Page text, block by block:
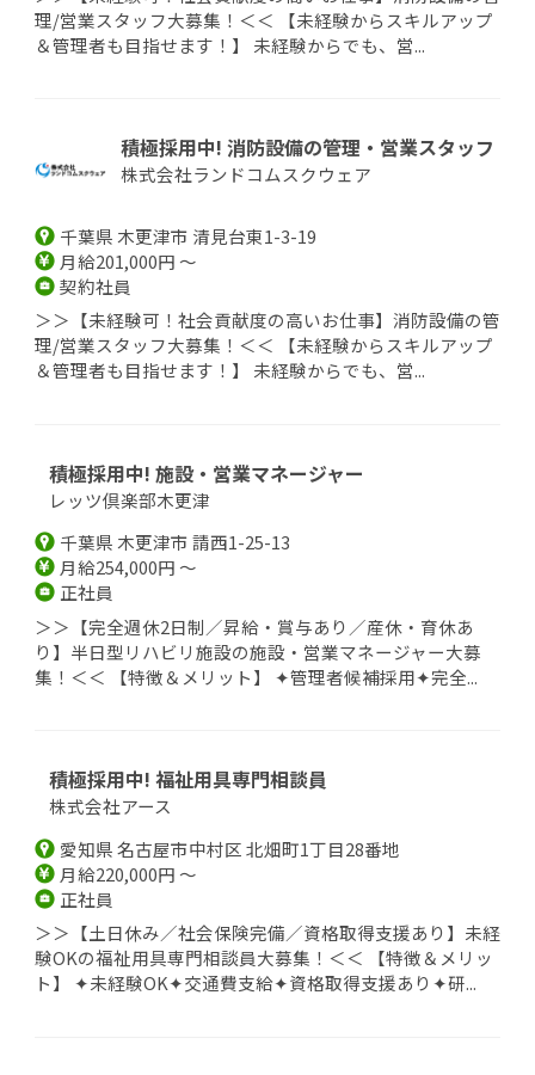
理/営業スタッフ大募集！＜＜ 【未経験からスキルアップ
＆管理者も目指せます！】 未経験からでも、営...
積極採用中! 消防設備の管理・営業スタッフ
株式会社ランドコムスクウェア
千葉県 木更津市 清見台東1-3-19
月給201,000円 ～
契約社員
＞＞【未経験可！社会貢献度の高いお仕事】消防設備の管
理/営業スタッフ大募集！＜＜ 【未経験からスキルアップ
＆管理者も目指せます！】 未経験からでも、営...
積極採用中! 施設・営業マネージャー
レッツ倶楽部木更津
千葉県 木更津市 請西1-25-13
月給254,000円 ～
正社員
＞＞【完全週休2日制／昇給・賞与あり／産休・育休あ
り】半日型リハビリ施設の施設・営業マネージャー大募
集！＜＜ 【特徴＆メリット】 ✦管理者候補採用✦完全...
積極採用中! 福祉用具専門相談員
株式会社アース
愛知県 名古屋市中村区 北畑町1丁目28番地
月給220,000円 ～
正社員
＞＞【土日休み／社会保険完備／資格取得支援あり】未経
験OKの福祉用具専門相談員大募集！＜＜ 【特徴＆メリッ
ト】 ✦未経験OK✦交通費支給✦資格取得支援あり✦研...